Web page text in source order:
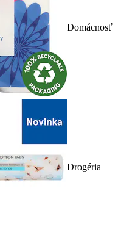
Domácnosť
Drogéria